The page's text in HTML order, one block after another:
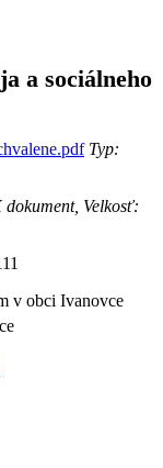
a sociálneho
Typ:
Velkosť:
v obci Ivanovce